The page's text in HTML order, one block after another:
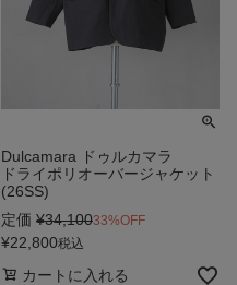
Dulcamara ドゥルカマラ
ドライポリオーバージャケット
(26SS)
定価 ¥34,10033%OFF
¥22,800税込
カートに入れる